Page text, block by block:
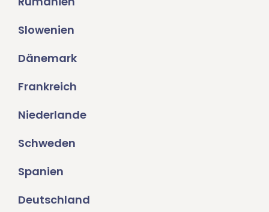
Slowenien
Dänemark
Frankreich
Niederlande
Schweden
Spanien
Deutschland